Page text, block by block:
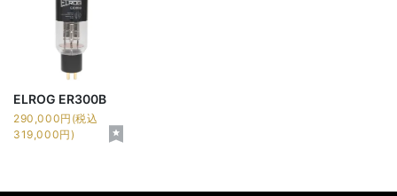
ELROG ER300B
290,000円(税込
319,000円)